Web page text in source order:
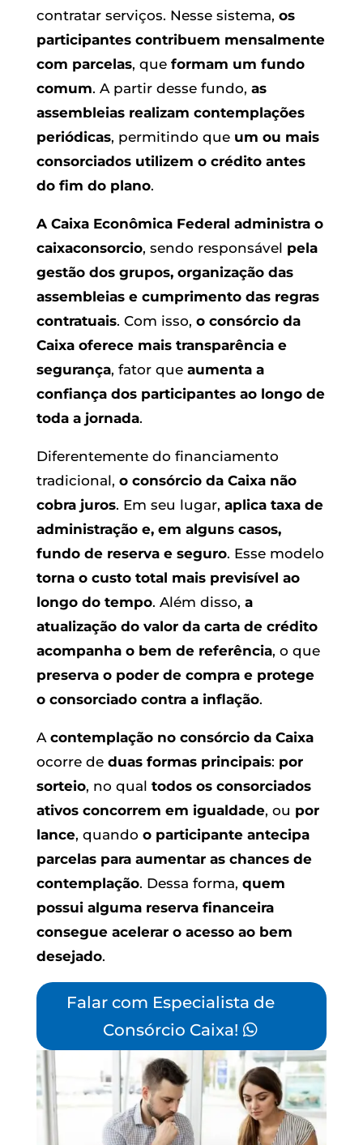
contratar serviços. Nesse sistema, os
participantes contribuem mensalmente
com parcelas, que formam um fundo
comum. A partir desse fundo, as
assembleias realizam contemplações
periódicas, permitindo que um ou mais
consorciados utilizem o crédito antes
do fim do plano.
A Caixa Econômica Federal administra o
caixaconsorcio, sendo responsável pela
gestão dos grupos, organização das
assembleias e cumprimento das regras
contratuais. Com isso, o consórcio da
Caixa oferece mais transparência e
segurança, fator que aumenta a
confiança dos participantes ao longo de
toda a jornada.
Diferentemente do financiamento
tradicional, o consórcio da Caixa não
cobra juros. Em seu lugar, aplica taxa de
administração e, em alguns casos,
fundo de reserva e seguro. Esse modelo
torna o custo total mais previsível ao
longo do tempo. Além disso, a
atualização do valor da carta de crédito
acompanha o bem de referência, o que
preserva o poder de compra e protege
o consorciado contra a inflação.
A contemplação no consórcio da Caixa
ocorre de duas formas principais: por
sorteio, no qual todos os consorciados
ativos concorrem em igualdade, ou por
lance, quando o participante antecipa
parcelas para aumentar as chances de
contemplação. Dessa forma, quem
possui alguma reserva financeira
consegue acelerar o acesso ao bem
desejado.
Falar com Especialista de
Consórcio Caixa!